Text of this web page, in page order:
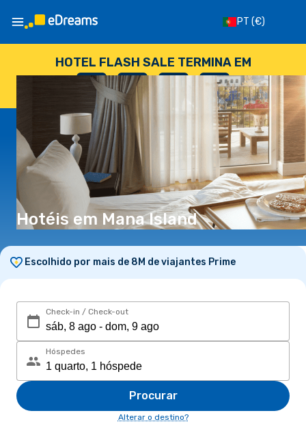
PT (€)
HOTEL FLASH SALE TERMINA EM
--
DIAS
: --
HORAS
: --
SEGUNDOS
Hotéis em Mana Island
Escolhido por mais de 8M de viajantes Prime
Check-in / Check-out
Hóspedes
Procurar
Alterar o destino?